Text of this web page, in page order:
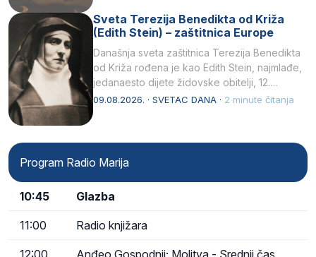
Sveta Terezija Benedikta od Križa
(Edith Stein) – zaštitnica Europe
Današnja sveta zaštitnica Terezija Benedikta
od Križa rođena je kao Edith Stein, najmlađe,
jedanaesto dijete židovske obitelji, 12.
listopada 1891, u Wrocławu…
09.08.2026. · SVETAC DANA · 2 minute čitanja
Program Radio Marija
10:45 Glazba
11:00 Radio knjižara
12:00 Anđeo Gospodnji; Molitva - Srednji čas